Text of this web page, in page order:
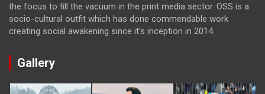
the focus to fill the vacuum in the print media sector. OSS is a
socio-cultural outfit which has done commendable work
creating social awakening since it’s inception in 2014.
Gallery